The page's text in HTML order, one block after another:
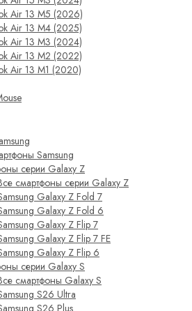
Air 13 M5 (2026)
Air 13 M4 (2025)
Air 13 M3 (2024)
Air 13 M2 (2022)
Air 13 M1 (2020)
Samsung
серии Galaxy Z
смартфоны серии Galaxy Z
Galaxy Z Fold 7
Galaxy Z Fold 6
Galaxy Z Flip 7
Galaxy Z Flip 7 FE
Galaxy Z Flip 6
серии Galaxy S
смартфоны Galaxy S
S26 Ultra
S26 Plus